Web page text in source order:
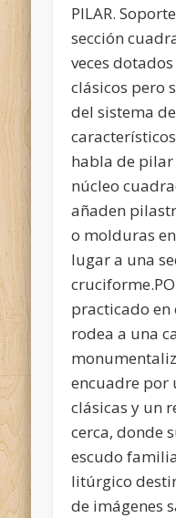
PILAR.
sección
veces
clásicos pero
del sistema
habla de
núcleo
añaden
o molduras
lugar a una
practicado en
rodea a una
encuadre por
clásicas y un
cerca, donde
escudo
litúrgico
de imágenes